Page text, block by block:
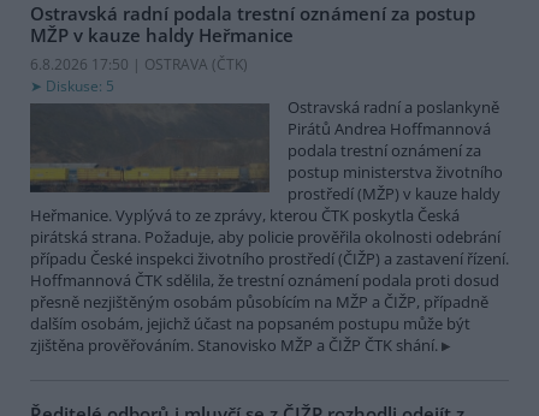
Ostravská radní podala trestní oznámení za postup
MŽP v kauze haldy Heřmanice
6.8.2026 17:50 | OSTRAVA (ČTK)
Diskuse: 5
Ostravská radní a poslankyně
Pirátů Andrea Hoffmannová
podala trestní oznámení za
postup ministerstva životního
prostředí (MŽP) v kauze haldy
Heřmanice. Vyplývá to ze zprávy, kterou ČTK poskytla Česká
pirátská strana. Požaduje, aby policie prověřila okolnosti odebrání
případu České inspekci životního prostředí (ČIŽP) a zastavení řízení.
Hoffmannová ČTK sdělila, že trestní oznámení podala proti dosud
přesně nezjištěným osobám působícím na MŽP a ČIŽP, případně
dalším osobám, jejichž účast na popsaném postupu může být
zjištěna prověřováním. Stanovisko MŽP a ČIŽP ČTK shání.